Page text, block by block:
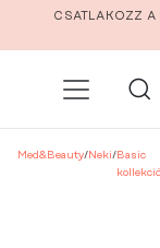
Ugrás a főCSATLAKOZZ A
Med&Beauty/Neki/Basic
kollekció